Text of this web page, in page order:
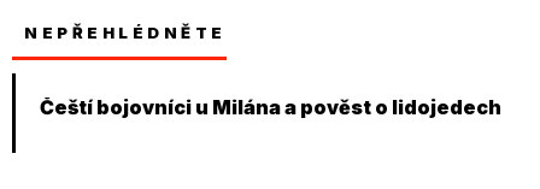
NEPŘEHLÉDNĚTE
Čeští bojovníci u Milána a pověst o lidojedech